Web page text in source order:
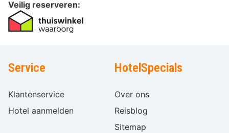
Veilig reserveren:
Service
Klantenservice
Hotel aanmelden
HotelSpecials
Over ons
Reisblog
Sitemap